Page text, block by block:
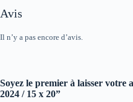
Avis
Il n’y a pas encore d’avis.
Soyez le premier à laisser votre
2024 / 15 x 20”